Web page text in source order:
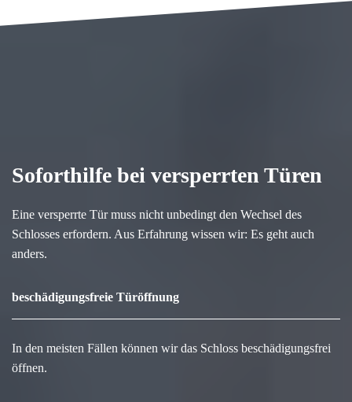
Soforthilfe bei versperrten Türen
Eine versperrte Tür muss nicht unbedingt den Wechsel des
Schlosses erfordern. Aus Erfahrung wissen wir: Es geht auch
anders.
beschädigungsfreie Türöffnung
In den meisten Fällen können wir das Schloss beschädigungsfrei
öffnen.